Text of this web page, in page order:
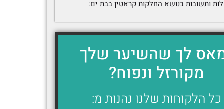
ותשובות בנושא החלקות קראטין בבת ים:
לך שהשיער שלך
מקורזל ונפוח?
כל הלקוחות שלנו נהנות מ: